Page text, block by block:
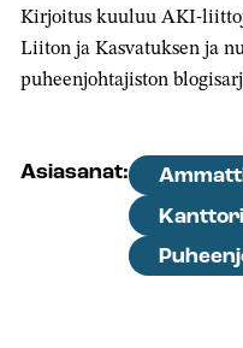
Kirjoitus kuuluu AKI-
Liiton ja Kasvatuksen ja
puheenjohtajiston
Asiasanat: